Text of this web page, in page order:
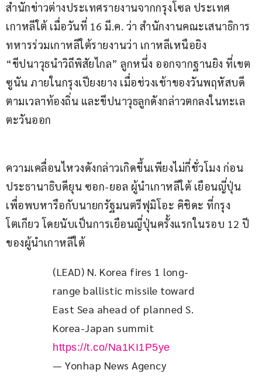
สำนักข่าวต่างประเทศรายงานจากกรุงโซล ประเทศ
เกาหลีใต้ เมื่อวันที่ 16 มี.ค. ว่า สำนักงานคณะเสนาธิการ
ทหารร่วมเกาหลีใต้รายงานว่า เกาหลีเหนือยิง
“ขีปนาวุธนำวิถีพิสัยไกล” ลูกหนึ่ง ออกจากฐานยิง ที่เขต
ซูนัน ภายในกรุงเปียงยาง เมื่อช่วงเช้าของวันพฤหัสบดี
ตามเวลาท้องถิ่น และขีปนาวุธลูกดังกล่าวตกลงในทะเล
ตะวันออก
ความเคลื่อนไหวงดังกล่าวเกิดขึ้นเพียงไม่กี่ชั่วโมง ก่อน
ประธานาธิบดียุน ซอก-ยอล ผู้นำเกาหลีใต้ เยือนญี่ปุ่น
เพื่อพบหารือกับนายกรัฐมนตรีฟุมิโอะ คิชิดะ ที่กรุง
โตเกียว โดยนับเป็นการเยือนญี่ปุ่นครั้งแรกในรอบ 12 ปี
ของผู้นำเกาหลีใต้
(LEAD) N. Korea fires 1 long-
range ballistic missile toward
East Sea ahead of planned S.
Korea-Japan summit
https://t.co/Na1KI1P5ye
— Yonhap News Agency